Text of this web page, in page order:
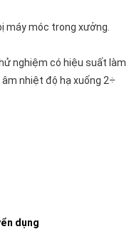
máy móc trong xưởng.
nghiệm có hiệu suất làm
nhiệt độ hạ xuống 2÷
dụng